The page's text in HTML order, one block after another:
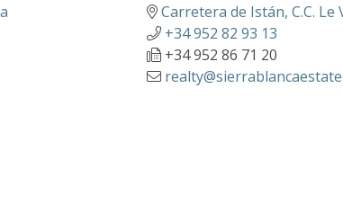
Carretera de Istán, C.C. Le
+34 952 82 93 13
+34 952 86 71 20